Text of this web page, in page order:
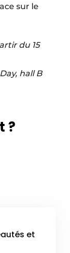
sur le
du 15
hall B
?
et